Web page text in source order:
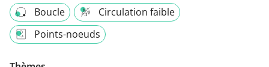
Boucle
Circulation faible
Points-noeuds